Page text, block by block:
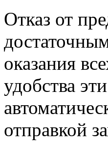
Отказ от
оказания
удобства
отправкой